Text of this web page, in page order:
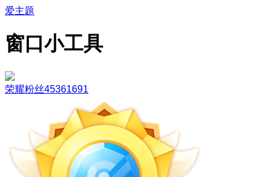
爱主题
窗口小工具
荣耀粉丝45361691